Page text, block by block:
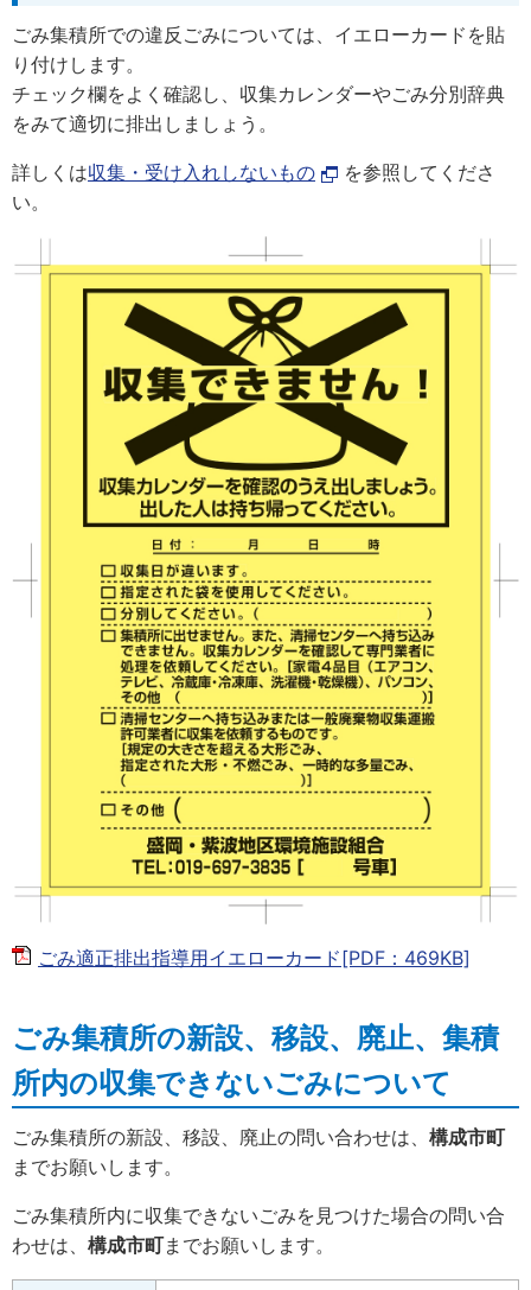
ごみ集積所での違反ごみについては、イエローカードを貼
り付けします。
チェック欄をよく確認し、収集カレンダーやごみ分別辞典
をみて適切に排出しましょう。
詳しくは収集・受け入れしないもの
を参照してくださ
い。
ごみ適正排出指導用イエローカード[PDF：469KB]
ごみ集積所の新設、移設、廃止、集積
所内の収集できないごみについて
ごみ集積所の新設、移設、廃止の問い合わせは、 構成市町
までお願いします。
ごみ集積所内に収集できないごみを見つけた場合の問い合
わせは、 構成市町までお願いします。